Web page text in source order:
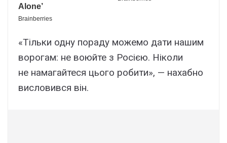
«Тільки одну пораду можемо дати нашим
ворогам: не воюйте з Росією. Ніколи
не намагайтеся цього робити», — нахабно
висловився він.